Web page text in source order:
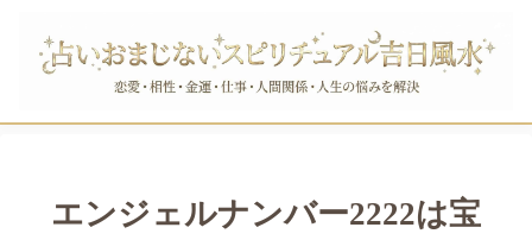
エンジェルナンバー2222は宝